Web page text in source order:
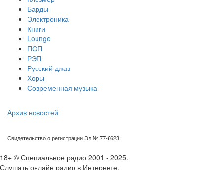
Барды
Электроника
Книги
Lounge
ПОП
РЭП
Русский джаз
Хоры
Современная музыка
Архив новостей
Свидетельство о регистрации Эл № 77-6623
18+ © Специальное радио 2001 - 2025.
Слушать онлайн радио в Интернете.